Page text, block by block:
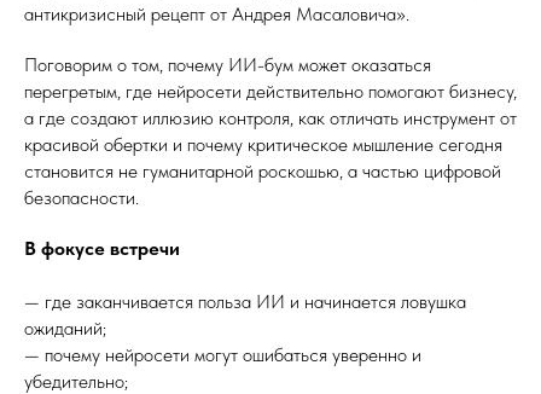
антикризисный рецепт от Андрея Масаловича».
Поговорим о том, почему ИИ-бум может оказаться
перегретым, где нейросети действительно помогают бизнесу,
а где создают иллюзию контроля, как отличать инструмент от
красивой обертки и почему критическое мышление сегодня
становится не гуманитарной роскошью, а частью цифровой
безопасности.
В фокусе встречи
— где заканчивается польза ИИ и начинается ловушка
ожиданий;
— почему нейросети могут ошибаться уверенно и
убедительно;